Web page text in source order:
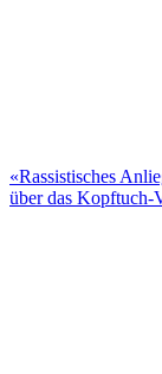
«Rassistisches
über das Kopftuch-